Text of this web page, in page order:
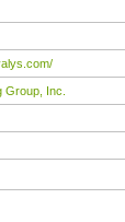
Group, Inc.